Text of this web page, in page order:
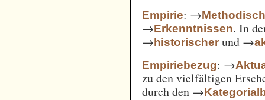
Empirie: →
→Erkenntnissen. In
→historischer und →
Empiriebezug: →
zu den vielfältigen
durch den →